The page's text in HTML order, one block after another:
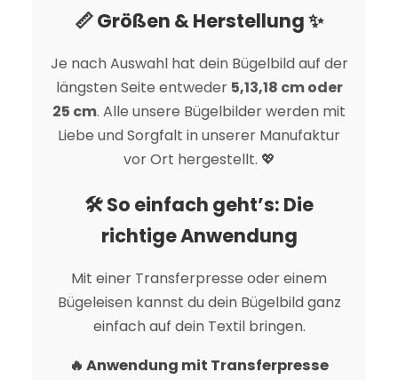
📏 Größen & Herstellung ✨
Je nach Auswahl hat dein Bügelbild auf der
längsten Seite entweder 5,13,18 cm oder
25 cm. Alle unsere Bügelbilder werden mit
Liebe und Sorgfalt in unserer Manufaktur
vor Ort hergestellt. 💖
🛠️ So einfach geht’s: Die
richtige Anwendung
Mit einer Transferpresse oder einem
Bügeleisen kannst du dein Bügelbild ganz
einfach auf dein Textil bringen.
🔥 Anwendung mit Transferpresse